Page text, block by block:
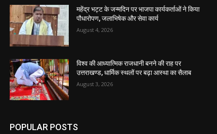
महेंद्र भट्ट के जन्मदिन पर भाजपा कार्यकर्ताओं ने किया
पौधारोपण, जलाभिषेक और सेवा कार्य
August 4, 2026
विश्व की आध्यात्मिक राजधानी बनने की राह पर
उत्तराखण्ड, धार्मिक स्थलों पर बढ़ा आस्था का सैलाब
August 3, 2026
POPULAR POSTS